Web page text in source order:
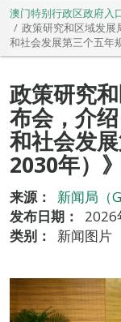
澳门特别行政区政府入
政策研究和区域发展
和社会发展第三个五年
政策研究
布会，介
和社会发
2030年）
来源：
新闻局（
发布日期：
2026
类别：
新闻图片